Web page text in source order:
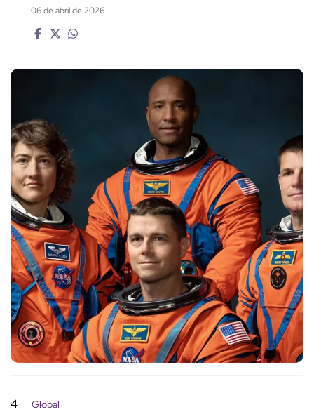
06 de abril de 2026
4 Global